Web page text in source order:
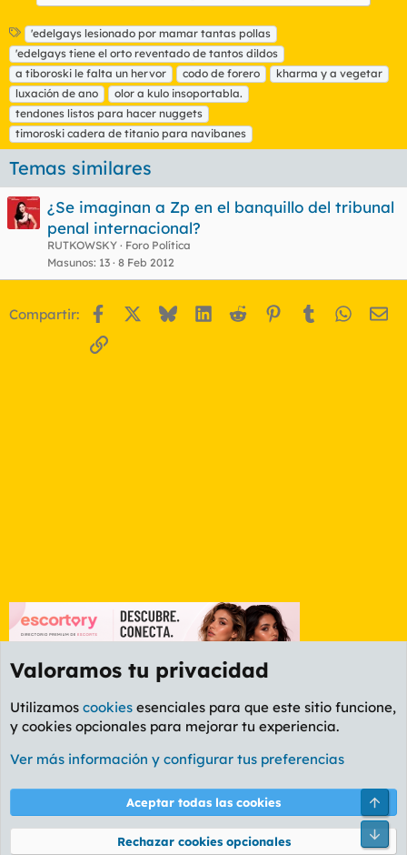
E
t
i
q
u
e
t
a
s
'edelgays lesionado por mamar tantas pollas
'edelgays tiene el orto reventado de tantos dildos
a tiboroski le falta un hervor
codo de forero
kharma y a vegetar
luxación de ano
olor a kulo insoportabla.
tendones listos para hacer nuggets
timoroski cadera de titanio para navibanes
Temas similares
¿Se imaginan a Zp en el banquillo del tribunal
penal internacional?
RUTKOWSKY
Foro Política
Masunos 13 8 Feb 2012
Compartir: Facebook BlueskyLinkedIn
Reddit Pinterest
Tumblr
Enlace
Manfloros, mancuernas y velocípedos
Cookies
PL OLDSTYLE AMARILLO
Términos y reglas Política de privacidad Ayuda
Valoramos tu privacidad
Utilizamos cookies esenciales para que este sitio funcione,
y cookies opcionales para mejorar tu experiencia.
Ver más información y configurar tus preferencias
Aceptar todas las cookies
Rechazar cookies opcionales
Pie